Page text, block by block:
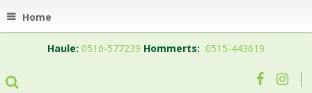
Home
Haule: 0516-577239 Hommerts: 0515-443619